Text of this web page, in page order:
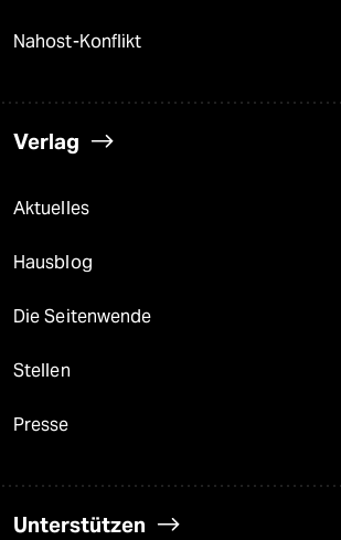
Nahost-Konflikt
Verlag
Aktuelles
Hausblog
Die Seitenwende
Stellen
Presse
Unterstützen